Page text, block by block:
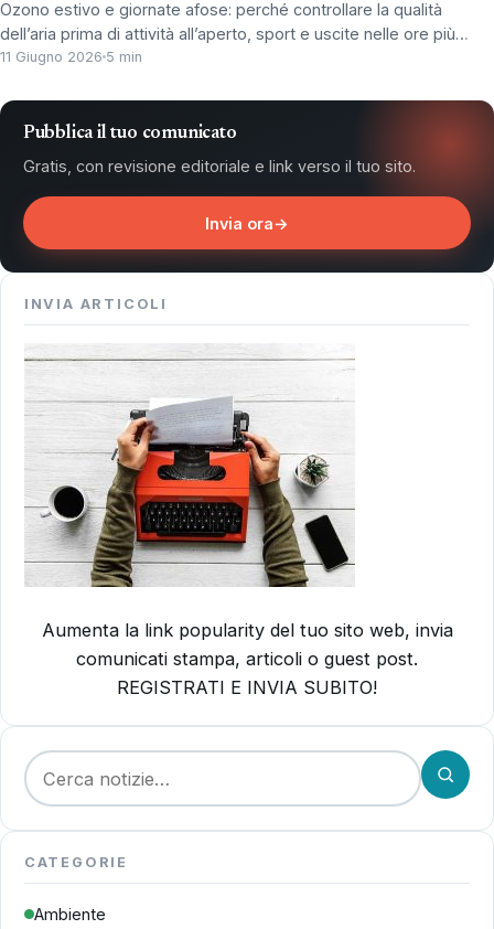
Ozono estivo e giornate afose: perché controllare la qualità
dell’aria prima di attività all’aperto, sport e uscite nelle ore più…
11 Giugno 2026 5 min
Pubblica il tuo comunicato
Gratis, con revisione editoriale e link verso il tuo sito.
Invia ora→
INVIA ARTICOLI
Aumenta la link popularity del tuo sito web, invia
comunicati stampa, articoli o guest post.
REGISTRATI E INVIA SUBITO!
Cerca:
CATEGORIE
Ambiente